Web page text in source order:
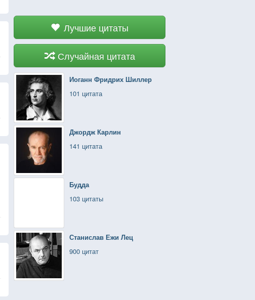
Лучшие цитаты
Случайная цитата
Иоганн Фридрих Шиллер
101 цитата
Джордж Карлин
141 цитата
Будда
103 цитаты
Станислав Ежи Лец
900 цитат